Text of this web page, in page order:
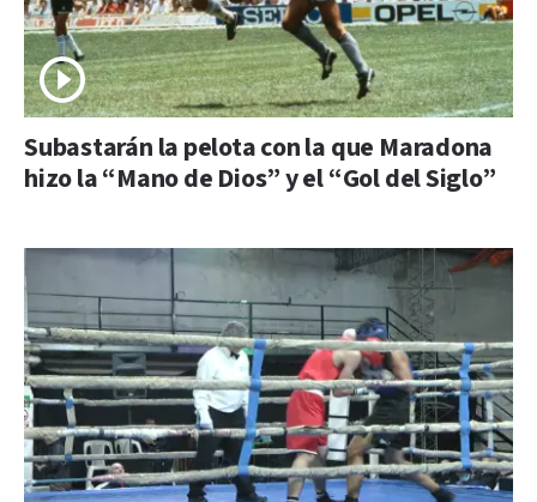
Subastarán la pelota con la que Maradona
hizo la “Mano de Dios” y el “Gol del Siglo”